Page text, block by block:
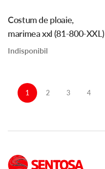
Costum de ploaie,
marimea xxl (81-800-XXL)
Indisponibil
1 2 3 4